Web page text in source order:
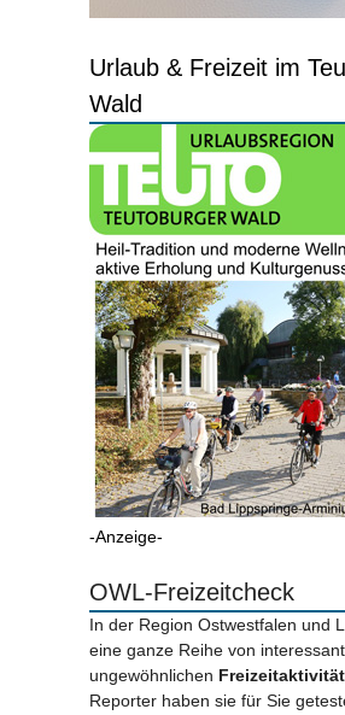
Urlaub & Freizeit im
Wald
-Anzeige-
OWL-Freizeitcheck
In der Region Ostwestfalen und
eine ganze Reihe von
ungewöhnlichen
Reporter haben sie für Sie